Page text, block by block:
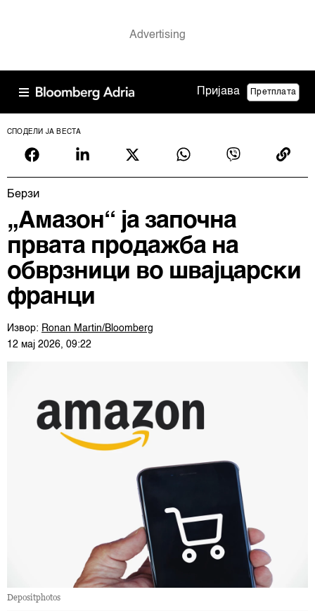
Пријава Претплата
СПОДЕЛИ ЈА ВЕСТА
Берзи
„Амазон“ ја започна
првата продажба на
обврзници во швајцарски
франци
Извор: Ronan Martin/Bloomberg
12 мај 2026, 09:22
Depositphotos